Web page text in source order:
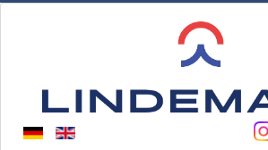
Benutzername